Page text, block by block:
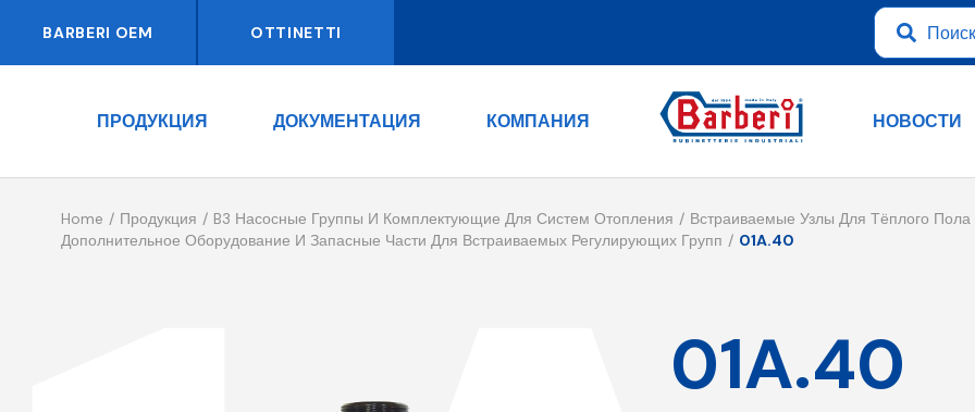
BARBERI OEM OTTINETTI
ПРОДУКЦИЯ ДОКУМЕНТАЦИЯ КОМПАНИЯ НОВОСТИ
Home Продукция B3 Насосные Группы И Комплектующие Для Систем Отопления
Встраиваемые Узлы Для Тёплого Пола
Дополнительное Оборудование И Запасные Части Для Встраиваемых Регулирующих Групп
01A.40
01A.40